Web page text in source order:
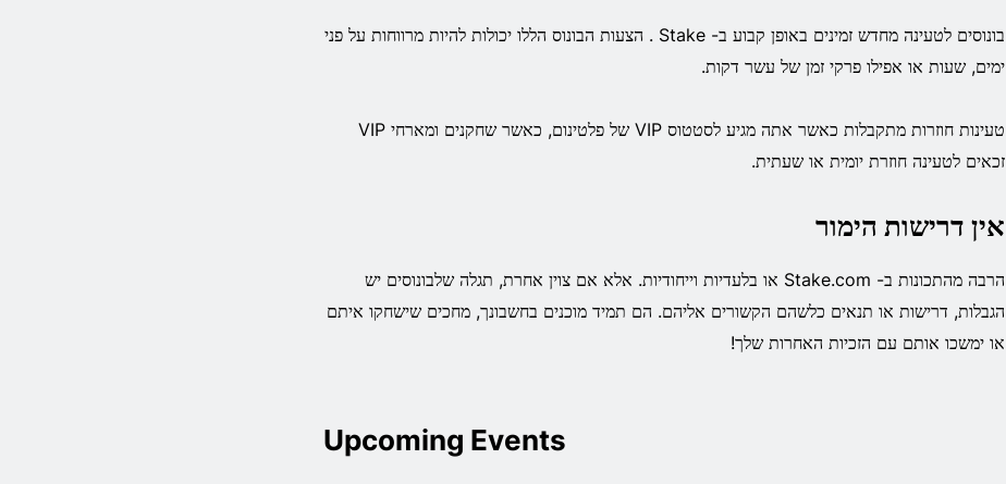
בונוסים לטעינה מחדש זמינים באופן קבוע ב- Stake . הצעות הבונוס הללו יכולות להיות מרווחות על פני
ימים, שעות או אפילו פרקי זמן של עשר דקות.
טעינות חוזרות מתקבלות כאשר אתה מגיע לסטטוס VIP של פלטינום, כאשר שחקנים ומארחי VIP
זכאים לטעינה חוזרת יומית או שעתית.
אין דרישות הימור
הרבה מהתכונות ב- Stake.com או בלעדיות וייחודיות. אלא אם צוין אחרת, תגלה שלבונוסים יש
הגבלות, דרישות או תנאים כלשהם הקשורים אליהם. הם תמיד מוכנים בחשבונך, מחכים שישחקו איתם
או ימשכו אותם עם הזכיות האחרות שלך!
Upcoming Events